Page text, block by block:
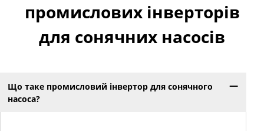
промислових інверторів
для сонячних насосів
Що таке промисловий інвертор для сонячного
насоса?